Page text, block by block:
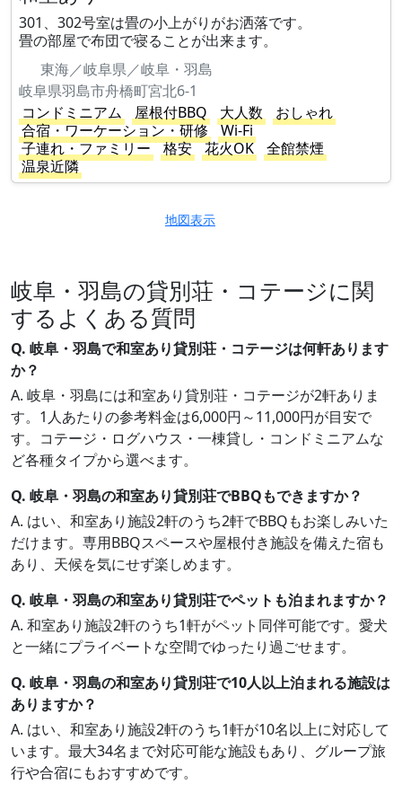
301、302号室は畳の小上がりがお洒落です。
畳の部屋で布団で寝ることが出来ます。
東海／岐阜県／岐阜・羽島
岐阜県羽島市舟橋町宮北6-1
コンドミニアム
屋根付BBQ 大人数
おしゃれ
合宿・ワーケーション・研修
Wi-Fi
子連れ・ファミリー
格安 花火OK
全館禁煙
温泉近隣
地図表示
岐阜・羽島の貸別荘・コテージに関
するよくある質問
Q. 岐阜・羽島で和室あり貸別荘・コテージは何軒あります
か？
A. 岐阜・羽島には和室あり貸別荘・コテージが2軒ありま
す。1人あたりの参考料金は6,000円～11,000円が目安で
す。コテージ・ログハウス・一棟貸し・コンドミニアムな
ど各種タイプから選べます。
Q. 岐阜・羽島の和室あり貸別荘でBBQもできますか？
A. はい、和室あり施設2軒のうち2軒でBBQもお楽しみいた
だけます。専用BBQスペースや屋根付き施設を備えた宿も
あり、天候を気にせず楽しめます。
Q. 岐阜・羽島の和室あり貸別荘でペットも泊まれますか？
A. 和室あり施設2軒のうち1軒がペット同伴可能です。愛犬
と一緒にプライベートな空間でゆったり過ごせます。
Q. 岐阜・羽島の和室あり貸別荘で10人以上泊まれる施設は
ありますか？
A. はい、和室あり施設2軒のうち1軒が10名以上に対応して
います。最大34名まで対応可能な施設もあり、グループ旅
行や合宿にもおすすめです。